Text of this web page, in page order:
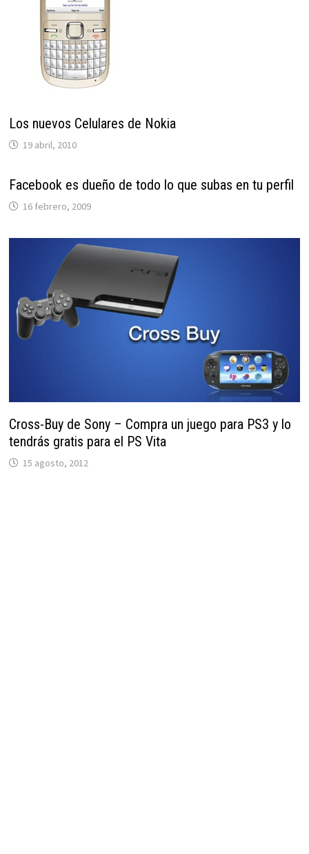
Los nuevos Celulares de Nokia
19 abril, 2010
Facebook es dueño de todo lo que subas en tu perfil
16 febrero, 2009
Cross-Buy de Sony – Compra un juego para PS3 y lo
tendrás gratis para el PS Vita
15 agosto, 2012